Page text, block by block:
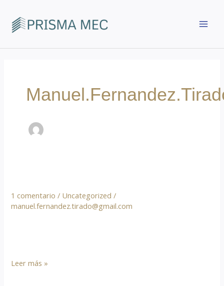
contenido
1 comentario / Uncategorized /
manuel.fernandez.tirado@gmail.com
Hello
Leer más »